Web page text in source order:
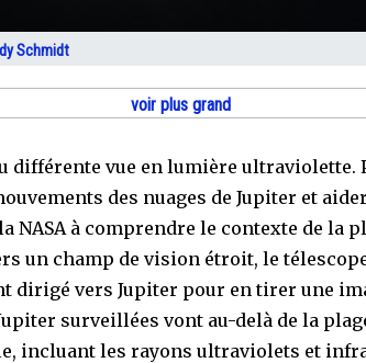
Schmidt
voir plus grand
différente vue en lumière ultraviolette.
des nuages de Jupiter et
NASA à comprendre le contexte de la
un champ de vision étroit, le
dirigé vers Jupiter pour en tirer une
surveillées vont au-delà de la
incluant les rayons ultraviolets et